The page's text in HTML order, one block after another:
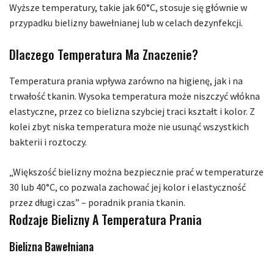
Wyższe temperatury, takie jak 60°C, stosuje się głównie w
przypadku bielizny bawełnianej lub w celach dezynfekcji.
Dlaczego Temperatura Ma Znaczenie?
Temperatura prania wpływa zarówno na higienę, jak i na
trwałość tkanin. Wysoka temperatura może niszczyć włókna
elastyczne, przez co bielizna szybciej traci kształt i kolor. Z
kolei zbyt niska temperatura może nie usunąć wszystkich
bakterii i roztoczy.
„Większość bielizny można bezpiecznie prać w temperaturze
30 lub 40°C, co pozwala zachować jej kolor i elastyczność
przez długi czas” – poradnik prania tkanin.
Rodzaje Bielizny A Temperatura Prania
Bielizna Bawełniana